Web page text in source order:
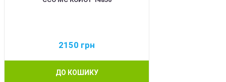
2150 грн
ДО КОШИКУ